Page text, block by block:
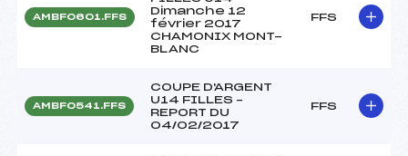
AMBF0601.FFS
Dimanche 12
février 2017
CHAMONIX MONT-
BLANC
FFS
AMBF0541.FFS
COUPE D'ARGENT
U14 FILLES –
REPORT DU
04/02/2017
FFS